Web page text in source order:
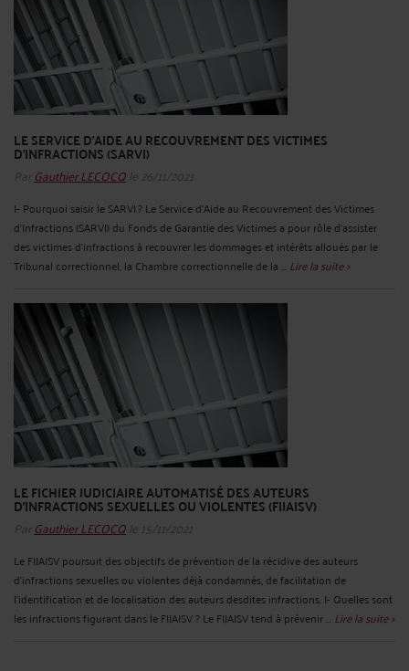
LE SERVICE D’AIDE AU RECOUVREMENT DES VICTIMES
D’INFRACTIONS (SARVI)
Par Gauthier LECOCQ le 26/11/2021
I- Pourquoi saisir le SARVI ? Le Service d’Aide au Recouvrement des Victimes
d’Infractions (SARVI) du Fonds de Garantie des Victimes a pour rôle d’assister
des victimes d’infractions à recouvrer les dommages et intérêts alloués par le
Tribunal correctionnel, la Chambre correctionnelle de la ... Lire la suite >
LE FICHIER JUDICIAIRE AUTOMATISÉ DES AUTEURS
D’INFRACTIONS SEXUELLES OU VIOLENTES (FIJAISV)
Par Gauthier LECOCQ le 15/11/2021
Le FIJAISV poursuit des objectifs de prévention de la récidive des auteurs
d’infractions sexuelles ou violentes déjà condamnés, de facilitation de
l’identification et de localisation des auteurs desdites infractions. I- Quelles sont
les infractions figurant dans le FIJAISV ? Le FIJAISV tend à prévenir ... Lire la suite >